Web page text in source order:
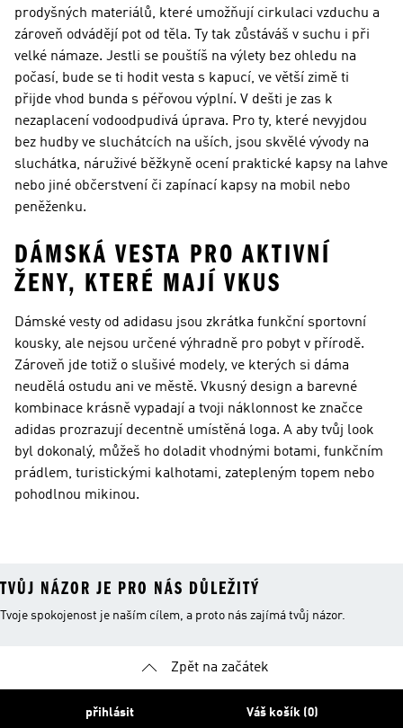
prodyšných materiálů, které umožňují cirkulaci vzduchu a
zároveň odvádějí pot od těla. Ty tak zůstáváš v suchu i při
velké námaze. Jestli se pouštíš na výlety bez ohledu na
počasí, bude se ti hodit vesta s kapucí, ve větší zimě ti
přijde vhod bunda s péřovou výplní. V dešti je zas k
nezaplacení vodoodpudivá úprava. Pro ty, které nevyjdou
bez hudby ve sluchátcích na uších, jsou skvělé vývody na
sluchátka, náruživé běžkyně ocení praktické kapsy na lahve
nebo jiné občerstvení či zapínací kapsy na mobil nebo
peněženku.
DÁMSKÁ VESTA PRO AKTIVNÍ
ŽENY, KTERÉ MAJÍ VKUS
Dámské vesty od adidasu jsou zkrátka funkční sportovní
kousky, ale nejsou určené výhradně pro pobyt v přírodě.
Zároveň jde totiž o slušivé modely, ve kterých si dáma
neudělá ostudu ani ve městě. Vkusný design a barevné
kombinace krásně vypadají a tvoji náklonnost ke značce
adidas prozrazují decentně umístěná loga. A aby tvůj look
byl dokonalý, můžeš ho doladit vhodnými botami, funkčním
prádlem, turistickými kalhotami, zatepleným topem nebo
pohodlnou mikinou.
TVŮJ NÁZOR JE PRO NÁS DŮLEŽITÝ
Tvoje spokojenost je naším cílem, a proto nás zajímá tvůj názor.
Zpět na začátek
přihlásit Váš košík (0)